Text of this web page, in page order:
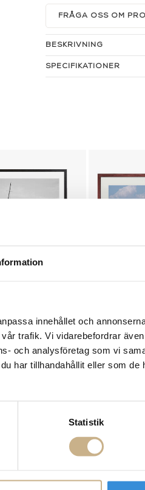
innehållet och
trafik. Vi vidarebefordrar
och analysföretag som vi
har tillhandahållit eller som de
Statistik
FRÅGA OSS OM
BESKRIVNING
SPECIFIKATIONER
Mateus